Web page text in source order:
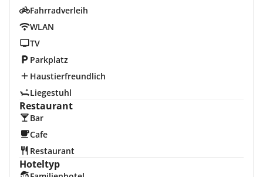
Fahrradverleih
WLAN
TV
Parkplatz
Haustierfreundlich
Liegestuhl
Restaurant
Bar
Cafe
Restaurant
Hoteltyp